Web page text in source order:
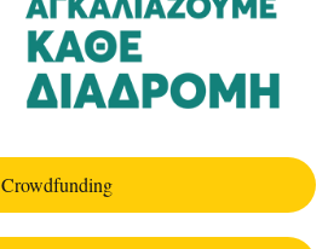
Crowdfunding